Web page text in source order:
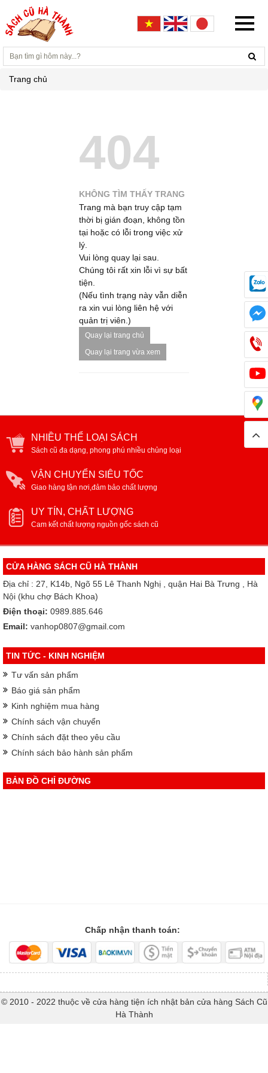
Trang chủ
404
KHÔNG TÌM THẤY TRANG
Trang mà bạn truy cập tạm
thời bị gián đoạn, không tồn
tại hoặc có lỗi trong việc xử
lý.
Vui lòng quay lại sau.
Chúng tôi rất xin lỗi vì sự bất
tiện.
(Nếu tình trạng này vẫn diễn
ra xin vui lòng liên hệ với
quản trị viên.)
Quay lại trang chủ
Quay lại trang vừa xem
NHIỀU THỂ LOẠI SÁCH
Sách cũ đa dạng, phong phú nhiều chủng loại
VẬN CHUYỂN SIÊU TỐC
Giao hàng tận nơi,đảm bảo chất lượng
UY TÍN, CHẤT LƯỢNG
Cam kết chất lượng nguồn gốc sách cũ
CỬA HÀNG SÁCH CŨ HÀ THÀNH
Địa chỉ : 27, K14b, Ngõ 55 Lê Thanh Nghị , quận Hai Bà Trưng , Hà
Nội (khu chợ Bách Khoa)
Điện thoại: 0989.885.646
Email: vanhop0807@gmail.com
TIN TỨC - KINH NGHIỆM
Tư vấn sản phẩm
Báo giá sản phẩm
Kinh nghiệm mua hàng
Chính sách vận chuyển
Chính sách đặt theo yêu cầu
Chính sách bảo hành sản phẩm
BẢN ĐỒ CHỈ ĐƯỜNG
Chấp nhận thanh toán:
© 2010 - 2022 thuộc về cửa hàng tiện ích nhật bản cửa hàng Sách Cũ
Hà Thành